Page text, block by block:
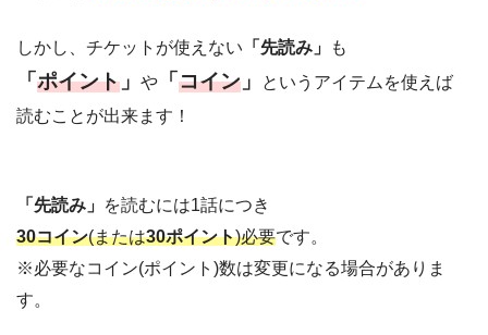
しかし、チケットが使えない 「先読み」 も
「 ポイント 」 や 「 コイン 」
というアイテムを使えば
読むことが出来ます！
「先読み」 を読むには1話につき
30コイン(または30ポイント)必要です。
※必要なコイン(ポイント)数は変更になる場合がありま
す。